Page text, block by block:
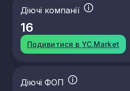
Діючі компанії
16
Подивитися в YC.Market
Діючі ФОП